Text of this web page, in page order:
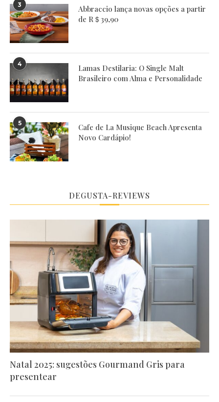
3
Abbraccio lança novas opções a partir
de R＄39,90
4
Lamas Destilaria: O Single Malt
Brasileiro com Alma e Personalidade
5
Cafe de La Musique Beach Apresenta
Novo Cardápio!
DEGUSTA-REVIEWS
Natal 2025: sugestões Gourmand Gris para
presentear